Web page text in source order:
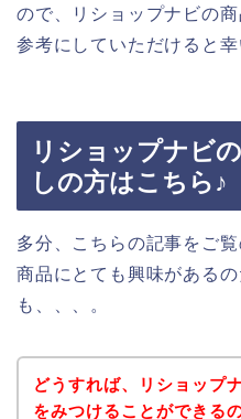
ので、リショップナビの
参考にしていただけると幸
リショップナビ
しの方はこちら♪
多分、こちらの記事をご
商品にとても興味がある
も、、、。
どうすれば、リショップ
をみつけることができる